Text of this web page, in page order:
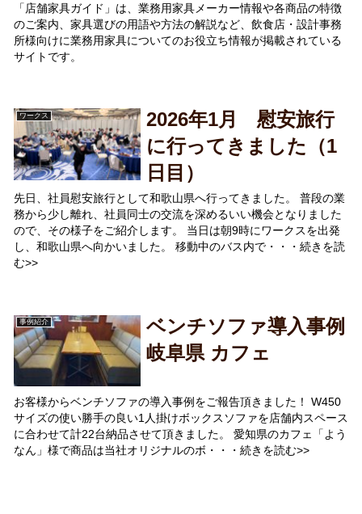
「店舗家具ガイド」は、業務用家具メーカー情報や各商品の特徴
のご案内、家具選びの用語や方法の解説など、飲食店・設計事務
所様向けに業務用家具についてのお役立ち情報が掲載されている
サイトです。
ワークス
2026年1月 慰安旅行
に行ってきました（1
日目）
先日、社員慰安旅行として和歌山県へ行ってきました。 普段の業
務から少し離れ、社員同士の交流を深めるいい機会となりました
ので、その様子をご紹介します。 当日は朝9時にワークスを出発
し、和歌山県へ向かいました。 移動中のバス内で・・・続きを読
む>>
事例紹介
ベンチソファ導入事例
岐阜県 カフェ
お客様からベンチソファの導入事例をご報告頂きました！ W450
サイズの使い勝手の良い1人掛けボックスソファを店舗内スペース
に合わせて計22台納品させて頂きました。 愛知県のカフェ「よう
なん」様で商品は当社オリジナルのボ・・・続きを読む>>